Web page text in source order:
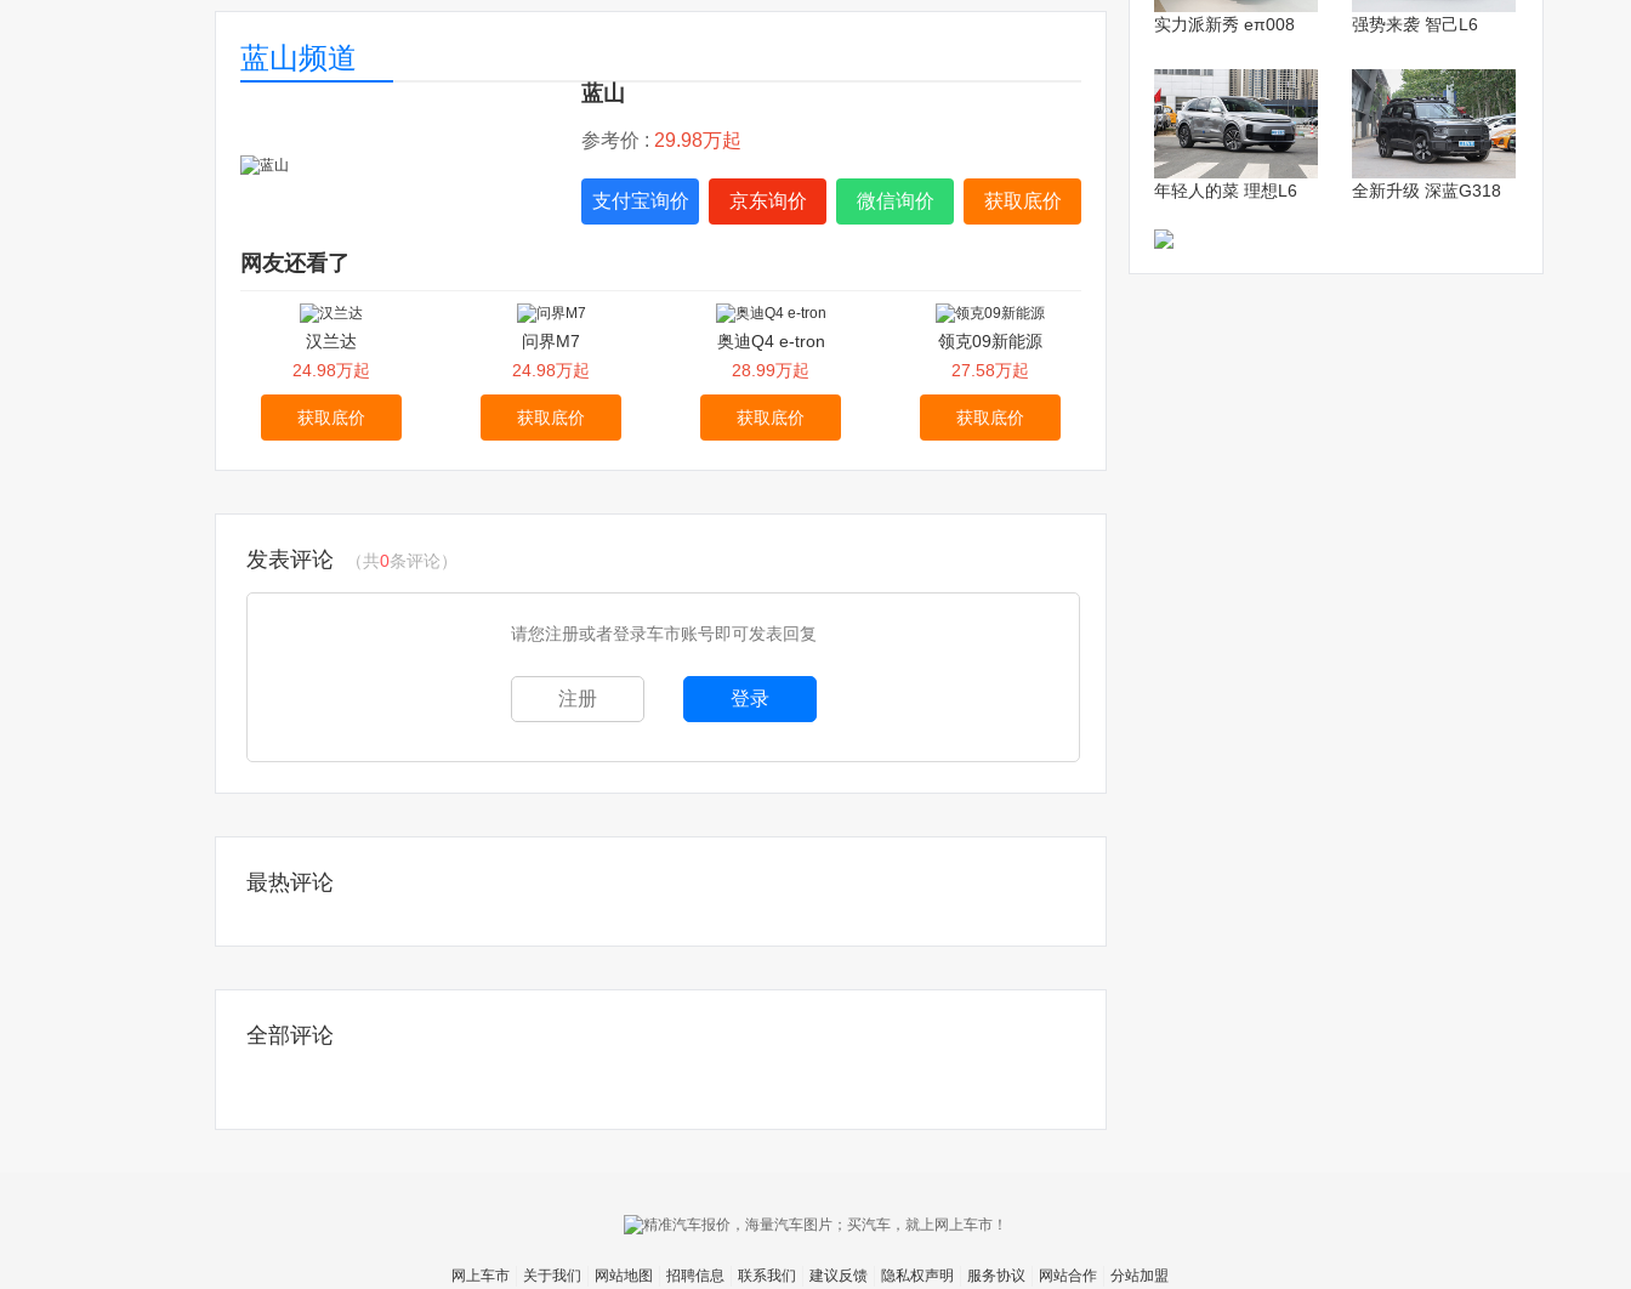
蓝山频道
蓝山
参考价 : 29.98万起
支付宝询价 京东询价 微信询价 获取底价
网友还看了
汉兰达
24.98万起
获取底价
问界M7
24.98万起
获取底价
奥迪Q4 e-tron
28.99万起
获取底价
领克09新能源
27.58万起
获取底价
发表评论 （共0条评论）
请您注册或者登录车市账号即可发表回复
注册 登录
最热评论
全部评论
实力派新秀 eπ008 强势来袭 智己L6
年轻人的菜 理想L6 全新升级 深蓝G318
网上车市 关于我们 网站地图 招聘信息 联系我们 建议反馈 隐私权声明 服务协议 网站合作 分站加盟